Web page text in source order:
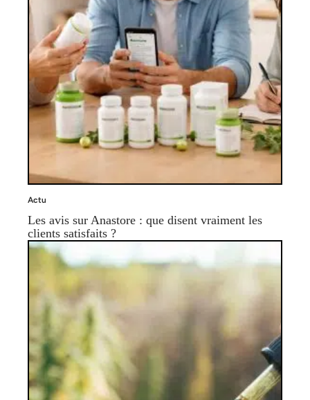
Actu
Les avis sur Anastore : que disent vraiment les
clients satisfaits ?